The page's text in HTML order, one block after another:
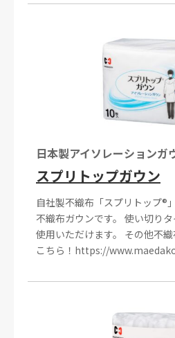
日本製アイソレーションガ
スプリトップガウン
自社製不織布「スプリトップ®
不織布ガウンです。 使い切り
使用いただけます。 その他不
こちら！https://